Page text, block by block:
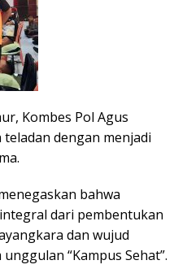
Kombes Pol Agus
teladan dengan menjadi
bahwa
dari pembentukan
dan wujud
“Kampus Sehat”.